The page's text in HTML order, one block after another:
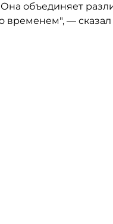
объединяет
—